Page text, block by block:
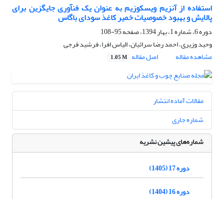
استفاده از آنزیم ویسکوزیم به عنوان یک فنآوری جایگزین برای
پالایش و بهبود خصوصیات خمیر کاغذ سودای باگاس
دوره 6، شماره 1، بهار 1394، صفحه
95-108
وحید وزیری، احمد رضا سرائیان، الیاس افرا، فرشید فرجی
مشاهده مقاله
اصل مقاله 1.05 M
مقالات آماده انتشار
شماره جاری
شماره‌های پیشین نشریه
دوره 17 (1405)
دوره 16 (1404)